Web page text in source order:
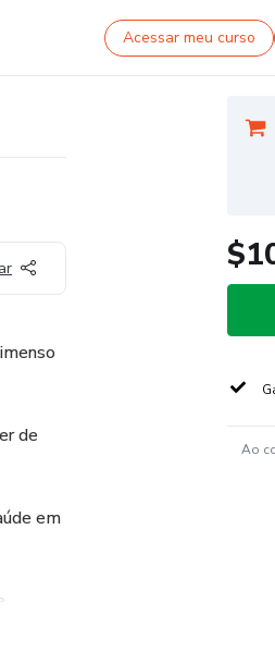
Acessar meu curso
de
em
Ao